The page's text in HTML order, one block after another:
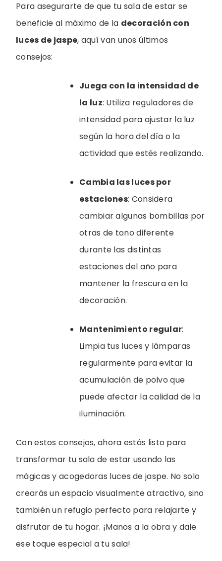
Para asegurarte de que tu sala de estar se
beneficie al máximo de la decoración con
luces de jaspe, aquí van unos últimos
consejos:
Juega con la intensidad de
la luz: Utiliza reguladores de
intensidad para ajustar la luz
según la hora del día o la
actividad que estés realizando.
Cambia las luces por
estaciones: Considera
cambiar algunas bombillas por
otras de tono diferente
durante las distintas
estaciones del año para
mantener la frescura en la
decoración.
Mantenimiento regular:
Limpia tus luces y lámparas
regularmente para evitar la
acumulación de polvo que
puede afectar la calidad de la
iluminación.
Con estos consejos, ahora estás listo para
transformar tu sala de estar usando las
mágicas y acogedoras luces de jaspe. No solo
crearás un espacio visualmente atractivo, sino
también un refugio perfecto para relajarte y
disfrutar de tu hogar. ¡Manos a la obra y dale
ese toque especial a tu sala!